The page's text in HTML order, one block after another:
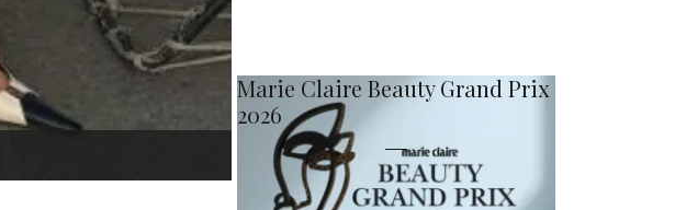
Marie Claire Beauty Grand Prix
2026